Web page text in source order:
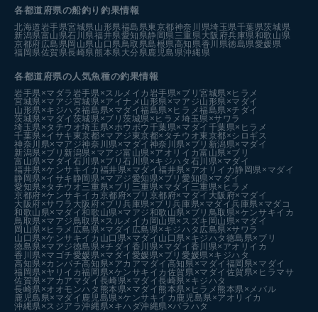
各都道府県の船釣り釣果情報
北海道 岩手県宮城県 山形県福島県東京都神奈川県埼玉県千葉県茨城県
新潟県富山県石川県福井県愛知県静岡県 三重県 大阪府兵庫県和歌山県
京都府広島県岡山県 山口県 鳥取県島根県高知県香川県徳島県愛媛県
福岡県佐賀県長崎県 熊本県 大分県 鹿児島県沖縄県
各都道府県の人気魚種の釣果情報
岩手県×マダラ 岩手県×スルメイカ 岩手県×ブリ宮城県×ヒラメ
宮城県×マアジ宮城県×アイナメ 山形県×マアジ山形県×マダイ
山形県×キジハタ福島県×マダイ福島県×ヒラメ福島県×チダイ
茨城県×マダイ 茨城県×ブリ茨城県×ヒラメ埼玉県×サワラ
埼玉県×タチウオ埼玉県×ホウボウ 千葉県×マダイ 千葉県×ヒラメ
千葉県×イサキ 東京都×マアジ 東京都×タチウオ東京都×シロギス
神奈川県×マアジ神奈川県×マダイ 神奈川県×ブリ 新潟県×マダイ
新潟県×ブリ 新潟県×マアジ富山県×アオリイカ富山県×ブリ
富山県×マダイ 石川県×ブリ石川県×キジハタ 石川県×マダイ
福井県×ケンサキイカ 福井県×マダイ福井県×アオリイカ静岡県×マダイ
静岡県×イサキ静岡県×マアジ愛知県×ブリ愛知県×マダイ
愛知県×タチウオ三重県×ブリ 三重県×マダイ 三重県×ヒラメ
京都府×ケンサキイカ 京都府×ブリ 京都府×マダイ 大阪府×マダイ
大阪府×サワラ 大阪府×ブリ兵庫県×ブリ兵庫県×マダイ兵庫県×マダコ
和歌山県×マダイ和歌山県×マアジ和歌山県×ブリ 鳥取県×ケンサキイカ
鳥取県×マアジ 鳥取県×スルメイカ 岡山県×スズキ 岡山県×マダイ
岡山県×ヒラメ 広島県×マダイ 広島県×キジハタ 広島県×サワラ
山口県×ケンサキイカ 山口県×マダイ 山口県×キジハタ 徳島県×ブリ
徳島県×マアジ徳島県×チダイ 香川県×マダイ 香川県×アオリイカ
香川県×マゴチ愛媛県×マダイ 愛媛県×ブリ愛媛県×キジハタ
高知県×カンパチ高知県×アカアマダイ 高知県×マダイ 福岡県×マダイ
福岡県×ヤリイカ福岡県×ケンサキイカ 佐賀県×マダイ 佐賀県×ヒラマサ
佐賀県×アカアマダイ 長崎県×マダイ長崎県×キジハタ
長崎県×オオモンハタ 熊本県×マダイ 熊本県×ヒラメ 熊本県×メバル
鹿児島県×マダイ 鹿児島県×ケンサキイカ 鹿児島県×アオリイカ
沖縄県×スジアラ沖縄県×キハダ沖縄県×バラハタ